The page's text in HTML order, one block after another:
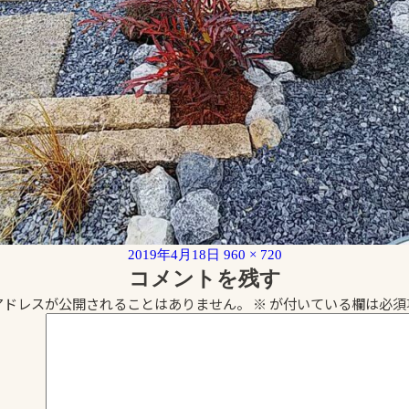
投
稿
2019年4月18日 フ
ル
サ
イ
960 × 720
コメントを残す
レスが公開されることはありません。 ※ が付いている欄は必